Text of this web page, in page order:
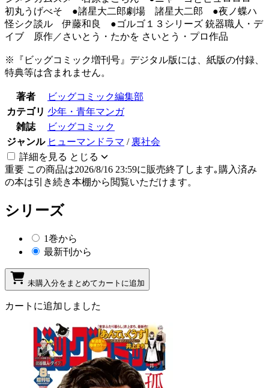
初丸うげべそ ●諸星大二郎劇場 諸星大二郎 ●夜ノ蝶ハ
怪シク談ル 伊藤和良 ●ゴルゴ１３シリーズ 銃器職人・デ
イブ 原作／さいとう・たかを さいとう・プロ作品
※『ビッグコミック増刊号』デジタル版には、紙版の付録、
特典等は含まれません。
著者
ビッグコミック編集部
カテゴリ 少年・青年マンガ
雑誌
ビッグコミック
ジャンル ヒューマンドラマ /裏社会
詳細を見る とじる
重要 この商品は2026/8/16 23:59に販売終了します｡購入済み
の本は引き続き本棚から閲覧いただけます。
シリーズ
1巻から
最新刊から
未購入分をまとめてカートに追加
カートに追加しました